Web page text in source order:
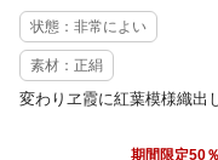
状態：非常によい
素材：正絹
変わりヱ霞に紅葉模様織出
期間限定50